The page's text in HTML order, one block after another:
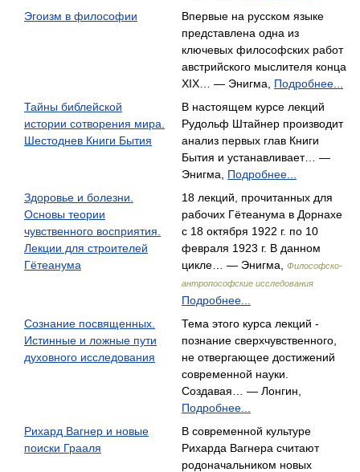
Эгоизм в философии
Впервые на русском языке
представлена одна из
ключевых философских работ
австрийского мыслителя конца
XIX… — Энигма, Подробнее...
Тайны библейской
истории сотворения мира.
Шестоднев Книги Бытия
В настоящем курсе лекций
Рудольф Штайнер производит
анализ первых глав Книги
Бытия и устанавливает… —
Энигма, Подробнее...
Здоровье и болезни.
Основы теории
чувственного восприятия.
Лекции для строителей
Гётеанума
18 лекций, прочитанных для
рабочих Гётеанума в Дорнахе
с 18 октября 1922 г. по 10
февраля 1923 г. В данном
цикле… — Энигма,
Философско-
антропософские исследования
Подробнее...
Сознание посвященных.
Истинные и ложные пути
духовного исследования
Тема этого курса лекций -
познание сверхчувственного,
не отвергающее достижений
современной науки.
Создавая… — Лонгин,
Подробнее...
Рихард Вагнер и новые
поиски Грааля
В современной культуре
Рихарда Вагнера считают
родоначальником новых